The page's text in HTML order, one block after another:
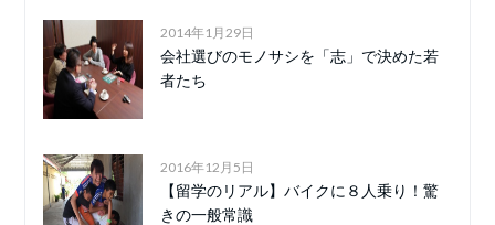
2014年1月29日
会社選びのモノサシを「志」で決めた若
者たち
2016年12月5日
【留学のリアル】バイクに８人乗り！驚
きの一般常識